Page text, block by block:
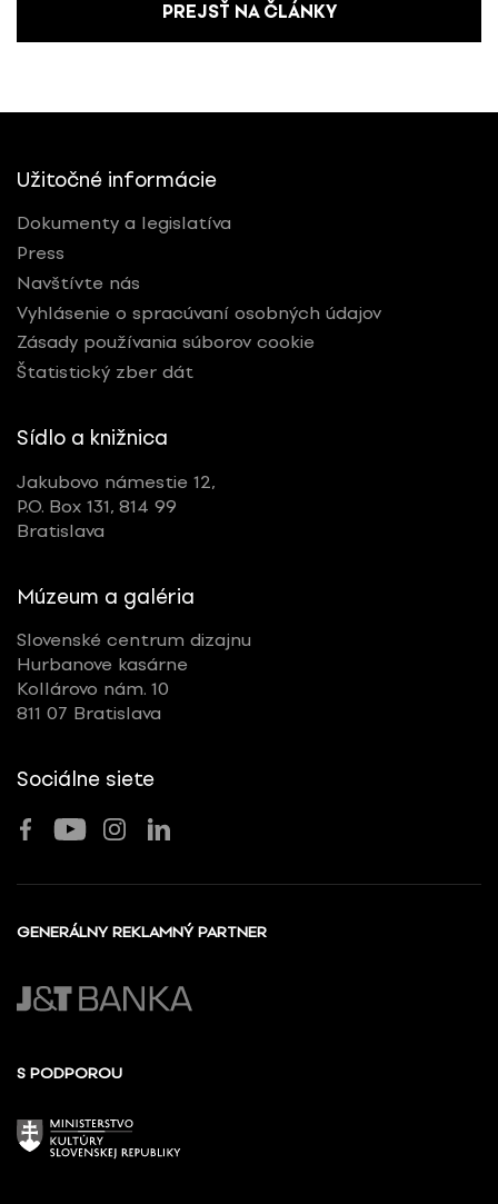
PREJSŤ NA ČLÁNKY
Užitočné informácie
Dokumenty a legislatíva
Press
Navštívte nás
Vyhlásenie o spracúvaní osobných údajov
Zásady používania súborov cookie
Štatistický zber dát
Sídlo a knižnica
Jakubovo námestie 12,
P.O. Box 131, 814 99
Bratislava
Múzeum a galéria
Slovenské centrum dizajnu
Hurbanove kasárne
Kollárovo nám. 10
811 07 Bratislava
Sociálne siete
GENERÁLNY REKLAMNÝ PARTNER
S PODPOROU